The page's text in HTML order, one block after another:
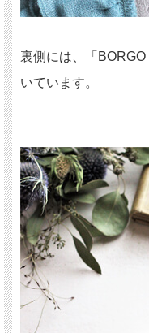
裏側には、「
いています。